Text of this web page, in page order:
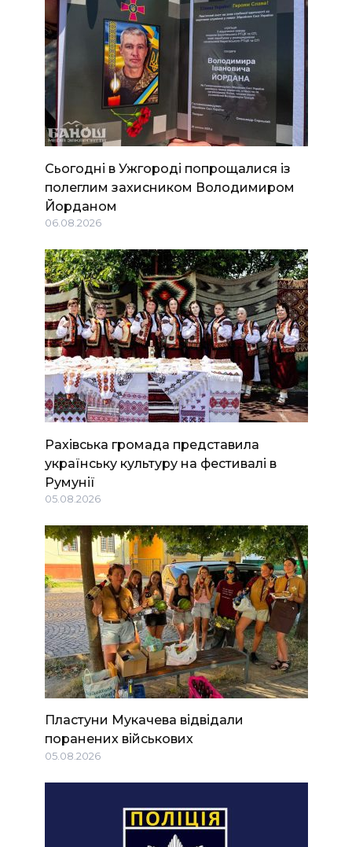
Сьогодні в Ужгороді попрощалися із
полеглим захисником Володимиром
Йорданом
06.08.2026
Рахівська громада представила
українську культуру на фестивалі в
Румунії
05.08.2026
Пластуни Мукачева відвідали
поранених військових
05.08.2026